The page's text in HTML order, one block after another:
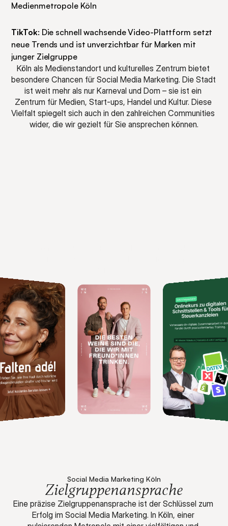
Medienmetropole Köln
TikTok: Die schnell wachsende Video-Plattform setzt
neue Trends und ist unverzichtbar für Marken mit
junger Zielgruppe
Köln als Medienstandort und kulturelles Zentrum bietet
besondere Chancen für Social Media Marketing. Die Stadt
ist weit mehr als nur Karneval und Dom – sie ist ein
Zentrum für Medien, Start-ups, Handel und Kultur. Diese
Vielfalt spiegelt sich auch in den zahlreichen Communities
wider, die wir gezielt für Sie ansprechen können.
Social Media Marketing Köln
Zielgruppenansprache
Eine präzise Zielgruppenansprache ist der Schlüssel zum
Erfolg im Social Media Marketing. In Köln, einer